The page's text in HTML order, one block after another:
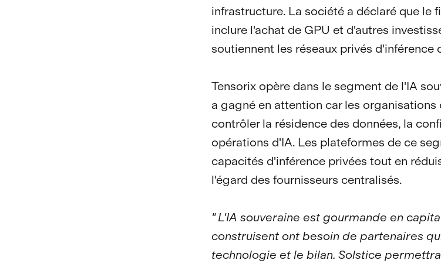
infrastructure. La société a déclaré que le
inclure l'achat de GPU et d'autres
soutiennent les réseaux privés d'inférence
Tensorix opère dans le segment de l'IA
a gagné en attention car les organisations
contrôler la résidence des données, la
opérations d'IA. Les plateformes de ce
capacités d'inférence privées tout en
l'égard des fournisseurs centralisés.
" L'IA souveraine est gourmande en
construisent ont besoin de partenaires
technologie et le bilan. Solstice